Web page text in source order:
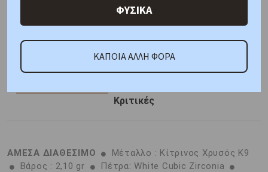
ONLINE CHAT
SHARE THE LOVE
Χαρακτηριστικά Γιατί εμάς Ρωτήστε μας
Κριτικές
ΑΜΕΣΑ ΔΙΑΘΕΣΙΜΟ
Μέταλλο : Κίτρινος Χρυσός K9
Βάρος : 2,10 gr
Πέτρα: White Cubic Zirconia
ΦΥΣΙΚΑ
ΚΑΠΟΙΑ ΑΛΛΗ ΦΟΡΑ